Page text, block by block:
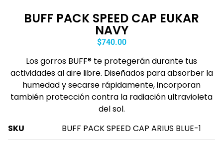
BUFF PACK SPEED CAP EUKAR
NAVY
$740.00
Los gorros BUFF® te protegerán durante tus
actividades al aire libre. Diseñados para absorber la
humedad y secarse rápidamente, incorporan
también protección contra la radiación ultravioleta
del sol.
SKU
BUFF PACK SPEED CAP ARIUS BLUE-1